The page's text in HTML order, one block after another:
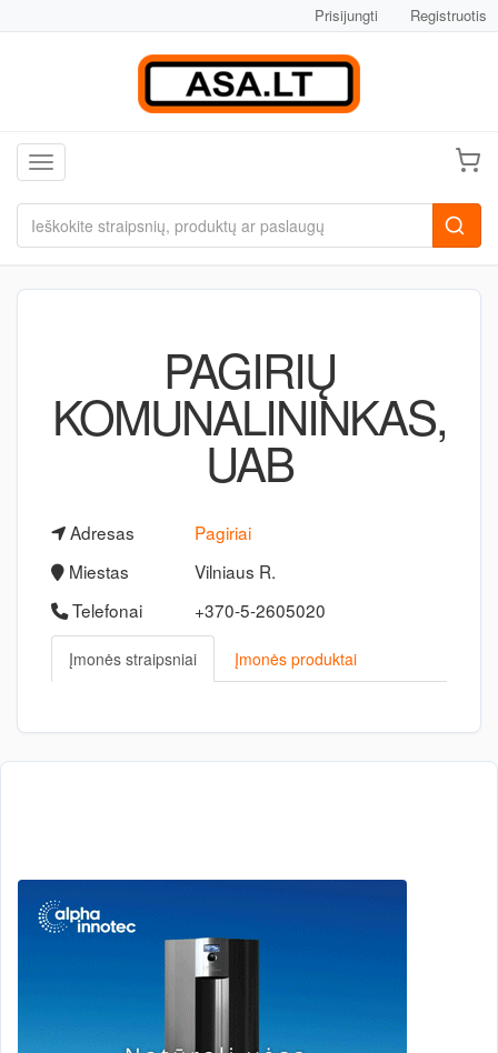
Prisijungti Registruotis
Toggle navigation
PAGIRIŲ
KOMUNALININKAS,
UAB
Adresas
Pagiriai
Miestas
Vilniaus R.
Telefonai
+370-5-2605020
Įmonės straipsniai Įmonės produktai